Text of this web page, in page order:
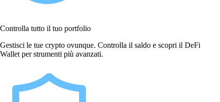
Controlla tutto il tuo portfolio
Gestisci le tue crypto ovunque. Controlla il saldo e scopri il DeFi
Wallet per strumenti più avanzati.